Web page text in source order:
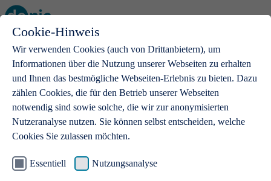
Cookie-Hinweis
Wir verwenden Cookies (auch von Drittanbietern), um
Informationen über die Nutzung unserer Webseiten zu erhalten
und Ihnen das bestmögliche Webseiten-Erlebnis zu bieten. Dazu
zählen Cookies, die für den Betrieb unserer Webseiten
notwendig sind sowie solche, die wir zur anonymisierten
Nutzeranalyse nutzen. Sie können selbst entscheiden, welche
Cookies Sie zulassen möchten.
Essentiell Nutzungsanalyse
Open main menu
.de-Domains
Mit einer .de-Domain erhalten Ideen eine Bühne